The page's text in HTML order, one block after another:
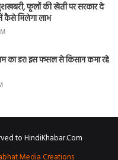
फूलों की खेती पर सरकार दे
कैसे मिलेगा लाभ
का डर! इस फसल से किसान कमा रहे
to HindiKhabar.Com
Media Creations